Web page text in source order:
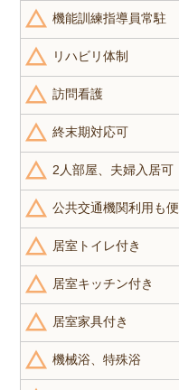
機能訓練指導員常駐
リハビリ体制
訪問看護
終末期対応可
2人部屋、夫婦入居可
公共交通機関利用も便
居室トイレ付き
居室キッチン付き
居室家具付き
機械浴、特殊浴